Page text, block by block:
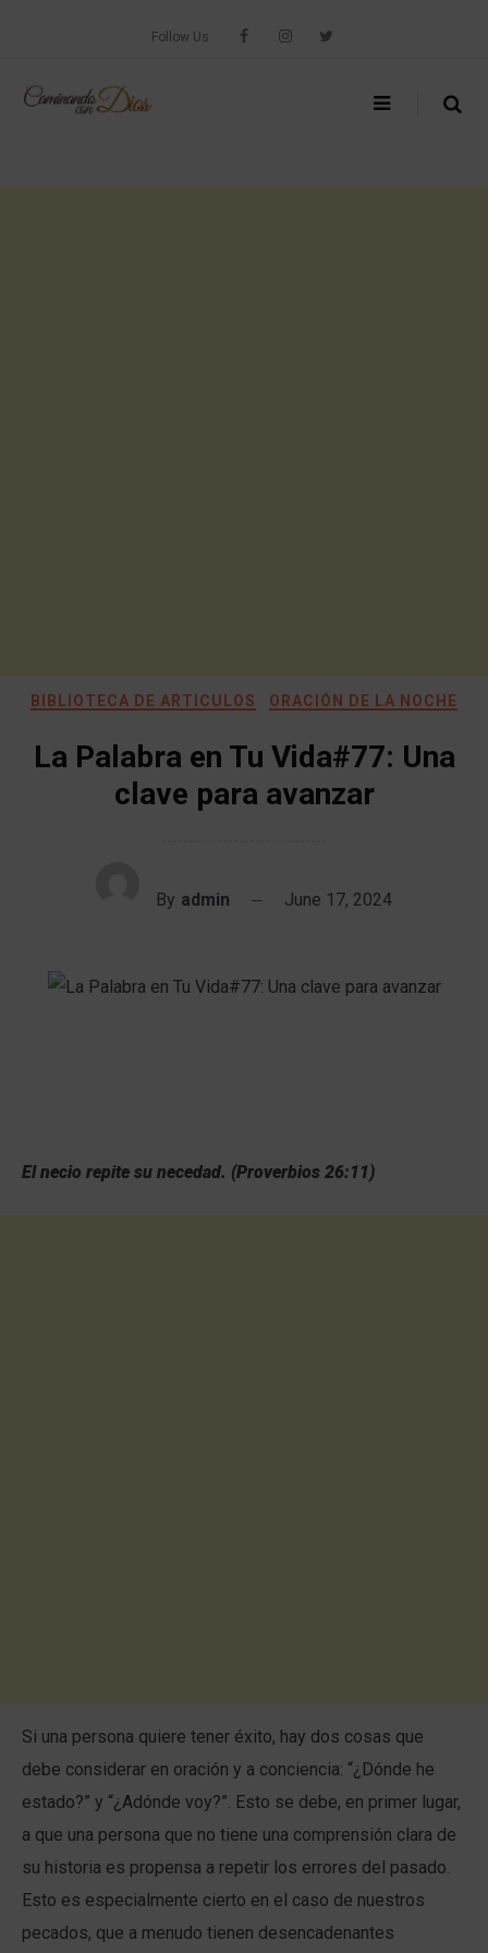
Follow Us
BIBLIOTECA DE ARTICULOS ORACIÓN DE LA NOCHE
La Palabra en Tu Vida#77: Una
clave para avanzar
By admin June 17, 2024
El necio repite su necedad. (Proverbios 26:11)
Si una persona quiere tener éxito, hay dos cosas que
debe considerar en oración y a conciencia: “¿Dónde he
estado?” y “¿Adónde voy?”. Esto se debe, en primer lugar,
a que una persona que no tiene una comprensión clara de
su historia es propensa a repetir los errores del pasado.
Esto es especialmente cierto en el caso de nuestros
pecados, que a menudo tienen desencadenantes